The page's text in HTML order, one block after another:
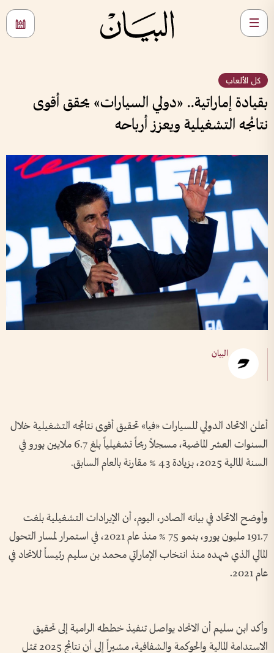
كل الألعاب
بقيادة إماراتية.. «دولي السيارات» يحقق أقوى
نتائجه التشغيلية ويعزز أرباحه
البيان
أعلن الاتحاد الدولي للسيارات «فيا» تحقيق أقوى نتائجه التشغيلية خلال
السنوات العشر الماضية، مسجلاً ربحاً تشغيلياً بلغ 6.7 ملايين يورو في
السنة المالية 2025، بزيادة 43 % مقارنة بالعام السابق.
وأوضح الاتحاد في بيانه الصادر، اليوم، أن الإيرادات التشغيلية بلغت
191.7 مليون يورو، بنمو 75 % منذ عام 2021، في استمرار لمسار التحول
المالي الذي شهده منذ انتخاب الإماراتي محمد بن سليم رئيساً للاتحاد في
عام 2021.
وأكد ابن سليم أن الاتحاد يواصل تنفيذ خططه الرامية إلى تحقيق
الاستدامة المالية والحوكمة والشفافية، مشيراً إلى أن نتائج 2025 تمثل